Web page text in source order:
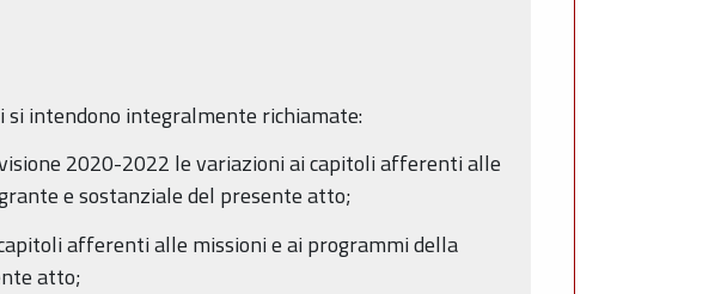
si intendono integralmente richiamate:
2020-2022 le variazioni ai capitoli afferenti alle
e sostanziale del presente atto;
afferenti alle missioni e ai programmi della
atto;